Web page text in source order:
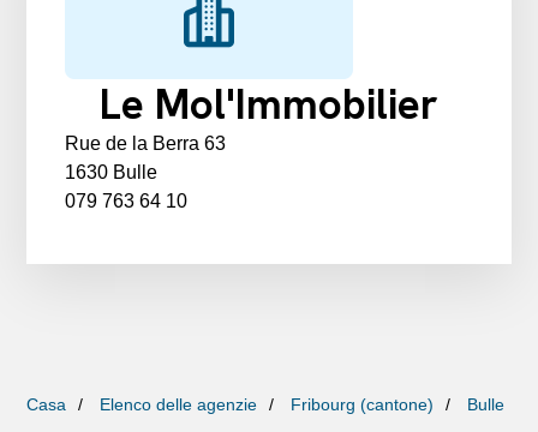
Le Mol'Immobilier
Rue de la Berra 63
1630 Bulle
079 763 64 10
Casa Elenco delle agenzie Fribourg (cantone) Bulle